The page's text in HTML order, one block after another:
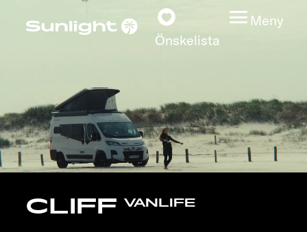
Önskelista
Meny
Modeller
Konfigurator
CLIFF VANLIFE